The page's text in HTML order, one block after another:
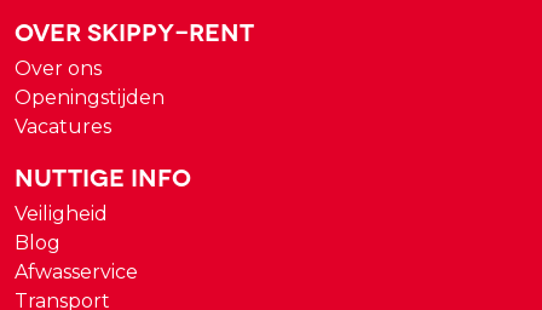
Over Skippy-rent
Over ons
Openingstijden
Vacatures
Nuttige Info
Veiligheid
Blog
Afwasservice
Transport